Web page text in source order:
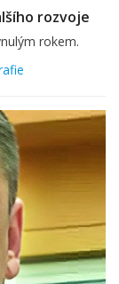
rozvoje
rokem.